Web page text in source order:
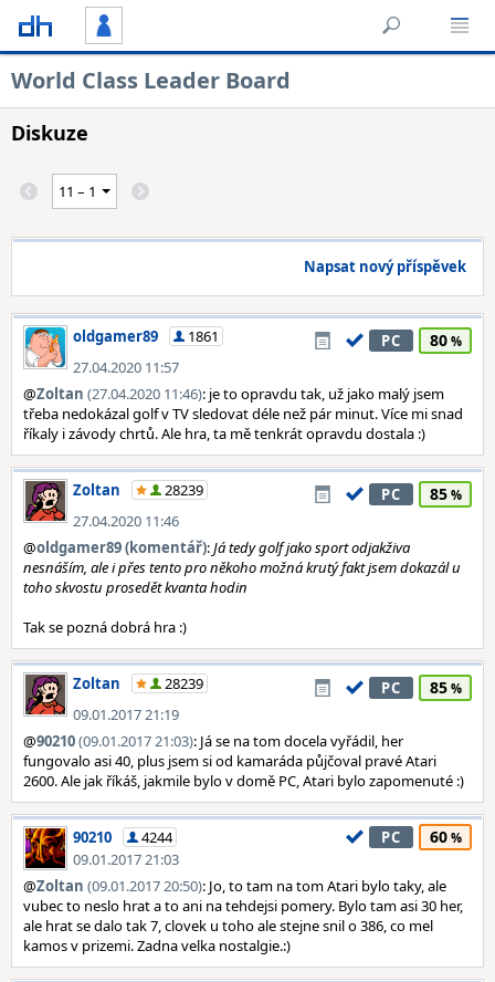
World Class Leader Board
Diskuze
Napsat nový příspěvek
oldgamer89
1861
27.04.2020 11:57
PC 80
@Zoltan (27.04.2020 11:46): je to opravdu tak, už jako malý jsem
třeba nedokázal golf v TV sledovat déle než pár minut. Více mi snad
říkaly i závody chrtů. Ale hra, ta mě tenkrát opravdu dostala :)
Zoltan
28239
27.04.2020 11:46
PC 85
@oldgamer89 (komentář):Já tedy golf jako sport odjakživa
nesnáším, ale i přes tento pro někoho možná krutý fakt jsem dokazál u
toho skvostu prosedět kvanta hodin
Tak se pozná dobrá hra :)
Zoltan
28239
09.01.2017 21:19
PC 85
@90210(09.01.2017 21:03): Já se na tom docela vyřádil, her
fungovalo asi 40, plus jsem si od kamaráda půjčoval pravé Atari
2600. Ale jak říkáš, jakmile bylo v domě PC, Atari bylo zapomenuté :)
90210
4244
09.01.2017 21:03
PC 60
@Zoltan (09.01.2017 20:50): Jo, to tam na tom Atari bylo taky, ale
vubec to neslo hrat a to ani na tehdejsi pomery. Bylo tam asi 30 her,
ale hrat se dalo tak 7, clovek u toho ale stejne snil o 386, co mel
kamos v prizemi. Zadna velka nostalgie.:)